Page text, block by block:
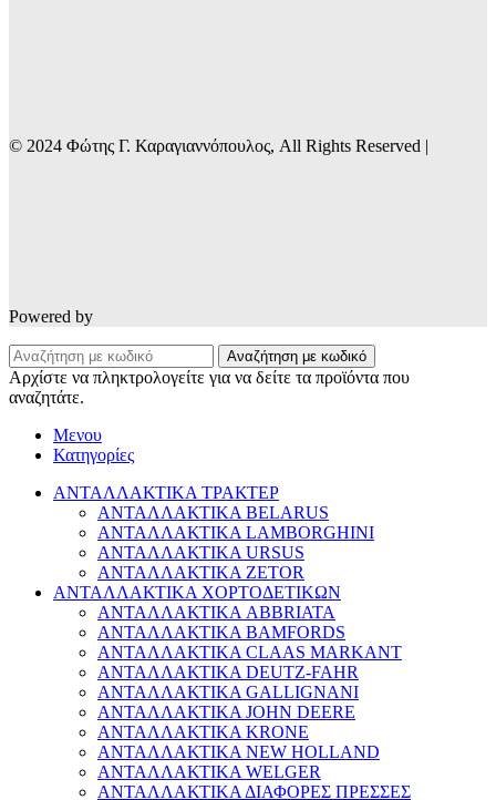
© 2024 Φώτης Γ. Καραγιαννόπουλος, All Rights Reserved |
Powered by
Αναζήτηση με κωδικό
Αρχίστε να πληκτρολογείτε για να δείτε τα προϊόντα που
αναζητάτε.
Μενου
Κατηγορίες
ΑΝΤΑΛΛΑΚΤΙΚΑ ΤΡΑΚΤΕΡ
ΑΝΤΑΛΛΑΚΤΙΚΑ BELARUS
ΑΝΤΑΛΛΑΚΤΙΚΑ LAMBORGHINI
ΑΝΤΑΛΛΑΚΤΙΚΑ URSUS
ΑΝΤΑΛΛΑΚΤΙΚΑ ZETOR
ΑΝΤΑΛΛΑΚΤΙΚΑ ΧΟΡΤΟΔΕΤΙΚΩΝ
ΑΝΤΑΛΛΑΚΤΙΚΑ ABBRIATA
ΑΝΤΑΛΛΑΚΤΙΚΑ BAMFORDS
ΑΝΤΑΛΛΑΚΤΙΚΑ CLAAS MARKANT
ΑΝΤΑΛΛΑΚΤΙΚΑ DEUTZ-FAHR
ΑΝΤΑΛΛΑΚΤΙΚΑ GALLIGNANI
ΑΝΤΑΛΛΑΚΤΙΚΑ JOHN DEERE
ΑΝΤΑΛΛΑΚΤΙΚΑ KRONE
ΑΝΤΑΛΛΑΚΤΙΚΑ NEW HOLLAND
ΑΝΤΑΛΛΑΚΤΙΚΑ WELGER
ΑΝΤΑΛΛΑΚΤΙΚΑ ΔΙΑΦΟΡΕΣ ΠΡΕΣΣΕΣ